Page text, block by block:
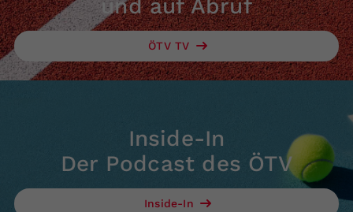
und auf Abruf
ÖTV TV
Inside-In
Der Podcast des ÖTV
Inside-In
Zweck
Dieser Wert speichert Ihre Consent-
zufällig generierte ID, für die
historische Speicherung Ihrer